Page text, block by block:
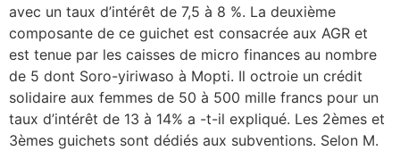
avec un taux d’intérêt de 7,5 à 8 %. La deuxième
composante de ce guichet est consacrée aux AGR et
est tenue par les caisses de micro finances au nombre
de 5 dont Soro-yiriwaso à Mopti. Il octroie un crédit
solidaire aux femmes de 50 à 500 mille francs pour un
taux d’intérêt de 13 à 14% a -t-il expliqué. Les 2èmes et
3èmes guichets sont dédiés aux subventions. Selon M.